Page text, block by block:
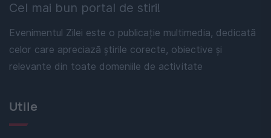
Cel mai bun portal de stiri!
Evenimentul Zilei este o publicație multimedia, dedicată
celor care apreciază știrile corecte, obiective și
relevante din toate domeniile de activitate
Utile